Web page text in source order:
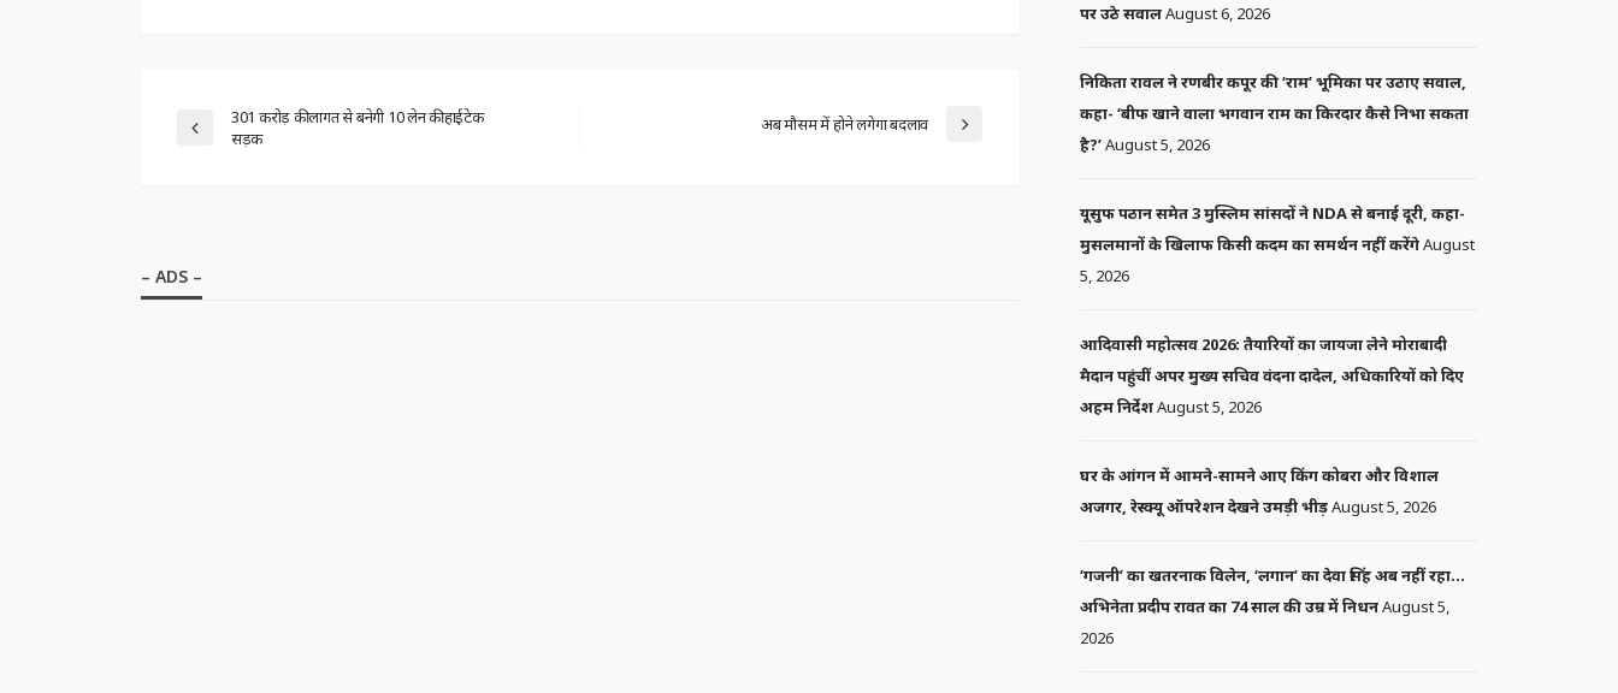
301 करोड़ की लागत से बनेगी 10 लेन की हाईटेक
सड़क
अब मौसम में होने लगेगा बदलाव
– ADS –
पर उठे सवालAugust 6, 2026
निकिता रावल ने रणबीर कपूर की ‘राम’ भूमिका पर उठाए सवाल,
कहा- ‘बीफ खाने वाला भगवान राम का किरदार कैसे निभा सकता
है?’August 5, 2026
यूसुफ पठान समेत 3 मुस्लिम सांसदों ने NDA से बनाई दूरी, कहा-
मुसलमानों के खिलाफ किसी कदम का समर्थन नहीं करेंगेAugust
5, 2026
आदिवासी महोत्सव 2026: तैयारियों का जायजा लेने मोराबादी
मैदान पहुंचीं अपर मुख्य सचिव वंदना दादेल, अधिकारियों को दिए
अहम निर्देशAugust 5, 2026
घर के आंगन में आमने-सामने आए किंग कोबरा और विशाल
अजगर, रेस्क्यू ऑपरेशन देखने उमड़ी भीड़August 5, 2026
‘गजनी’ का खतरनाक विलेन, ‘लगान’ का देवा सिंह अब नहीं रहा…
अभिनेता प्रदीप रावत का 74 साल की उम्र में निधनAugust 5,
2026